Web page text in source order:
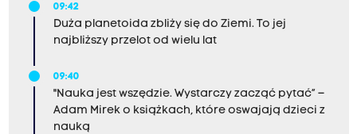
09:42
Duża planetoida zbliży się do Ziemi. To jej
najbliższy przelot od wielu lat
09:40
"Nauka jest wszędzie. Wystarczy zacząć pytać” –
Adam Mirek o książkach, które oswajają dzieci z
nauką